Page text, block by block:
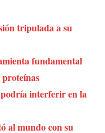
tripulada a su
fundamental
interferir en la
al mundo con su